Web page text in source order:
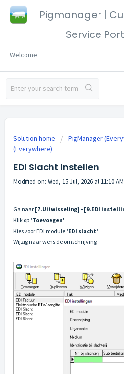
Pigmanager |
Service
Welcome
Solution home PigManager
(Everywhere)
EDI Slacht Instellen
Modified on: Wed, 15 Jul, 2026 at 11:10 AM
Ga naar [7.Uitwisseling] - [9.EDI
Klik op 'Toevoegen'
Kies voor EDI module 'EDI slacht'
Wijzig naar wens de omschrijving